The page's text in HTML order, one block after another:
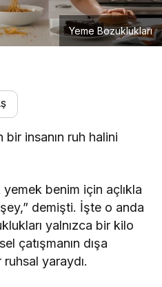
Yeme Bozuklukları
insanın ruh halini
yemek benim için açlıkla
demişti. İşte o anda
yalnızca bir kilo
çatışmanın dışa
yaraydı.